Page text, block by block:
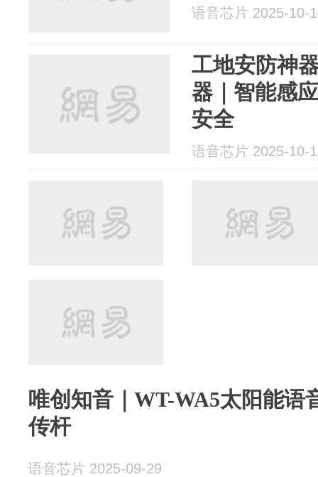
语音芯片 2025-10-
工地安防神
器｜智能感
安全
语音芯片 2025-10-
唯创知音｜WT-WA5太阳能语
传杆
语音芯片 2025-09-29